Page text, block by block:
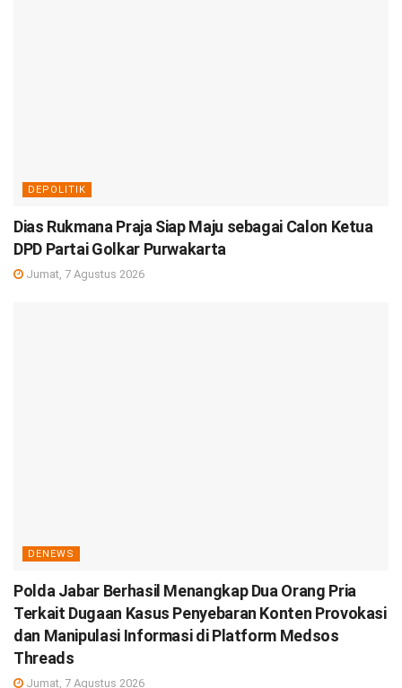
DEPOLITIK
Dias Rukmana Praja Siap Maju sebagai Calon Ketua
DPD Partai Golkar Purwakarta
Jumat, 7 Agustus 2026
DENEWS
Polda Jabar Berhasil Menangkap Dua Orang Pria
Terkait Dugaan Kasus Penyebaran Konten Provokasi
dan Manipulasi Informasi di Platform Medsos
Threads
Jumat, 7 Agustus 2026